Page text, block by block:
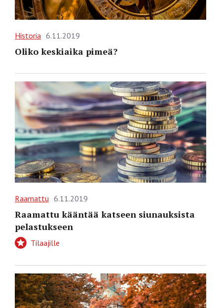
Historia 6.11.2019
Oliko keskiaika pimeä?
Raamattu 6.11.2019
Raamattu kääntää katseen siunauksista
pelastukseen
Tilaajille